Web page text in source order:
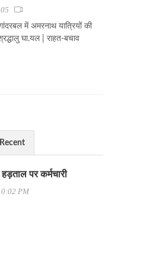
में अमरनाथ यात्रियों की
घा.यल | राहत-बचाव
Recent
पर कर्मचारी
PM